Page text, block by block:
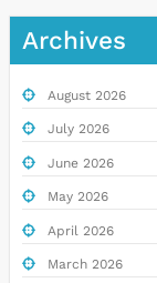
Archives
August 2026
July 2026
June 2026
May 2026
April 2026
March 2026